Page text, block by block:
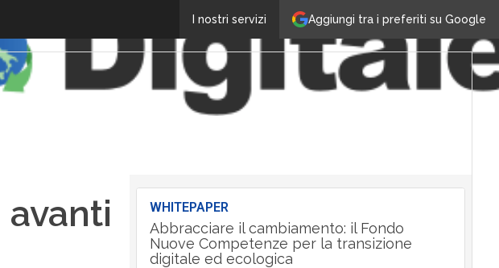
Aggiungi tra i preferiti su Google
I nostri servizi
WHITEPAPER
Abbracciare il cambiamento: il Fondo
Nuove Competenze per la transizione
digitale ed ecologica